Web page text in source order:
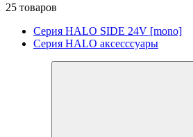
25 товаров
Серия HALO SIDE 24V [mono]
Серия HALO аксесссуары